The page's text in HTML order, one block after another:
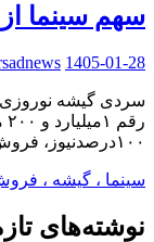
سهم سینما از
1405-01-28
سردی گیشه
۱۰۰درصدنیوز، فروش کل سینماها در سال جدید …
سینما ، گیشه ،
نوشته‌های